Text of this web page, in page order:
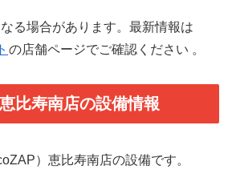
る場合があります。最新情報は
の店舗ページでご確認ください 。
比寿南店の設備情報
）恵比寿南店の設備です。